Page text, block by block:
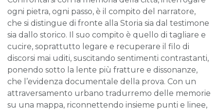
ogni pietra, ogni passo, è il compito del narratore,
che si distingue di fronte alla Storia sia dal testimone
sia dallo storico. Il suo compito è quello di tagliare e
cucire, soprattutto legare e recuperare il filo di
discorsi mai uditi, suscitando sentimenti contrastanti,
ponendo sotto la lente più fratture e dissonanze,
che l’evidenza documentale della prova. Con un
attraversamento urbano tradurremo delle memorie
su una mappa, riconnettendo insieme punti e linee,